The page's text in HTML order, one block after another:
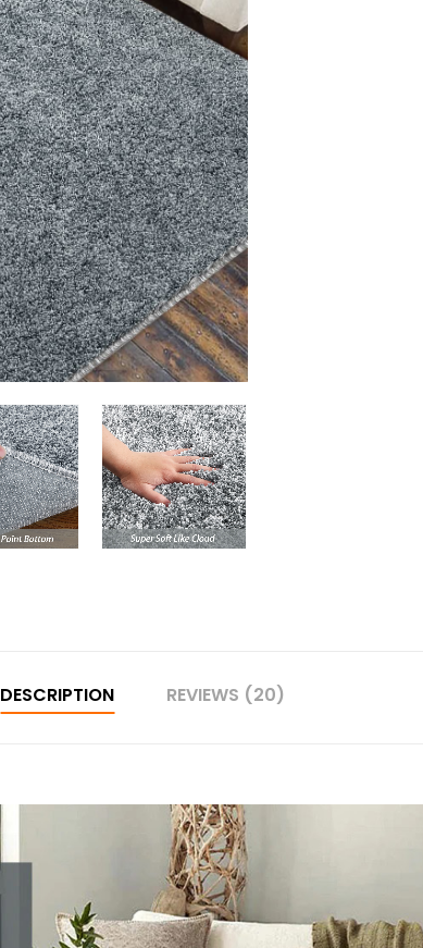
DESCRIPTION REVIEWS (20)